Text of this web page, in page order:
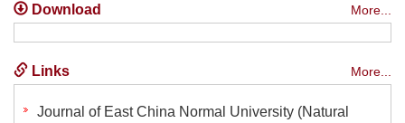
Download More...
Links More...
Journal of East China Normal University (Natural